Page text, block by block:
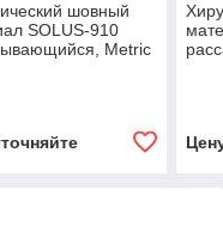
шовный
SOLUS-910
Metric